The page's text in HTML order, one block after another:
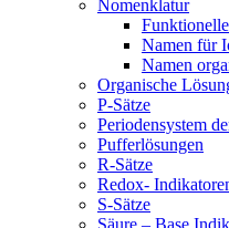
Nomenklatur
Namen für
Namen
Organische
P-Sätze
Periodensystem
Pufferlösungen
R-Sätze
Redox-
S-Sätze
Säure – Base